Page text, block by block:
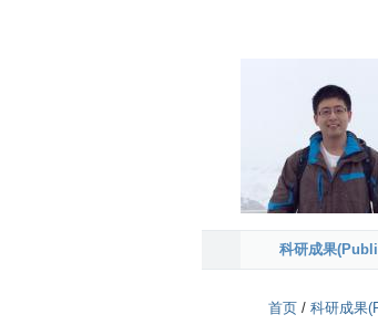
科研成果
首页 / 科研成果